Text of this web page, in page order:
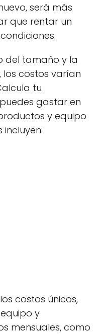
será más
que rentar un
del tamaño y la
costos varían
tu
gastar en
y equipo
incluyen:
costos únicos,
y
mensuales, como